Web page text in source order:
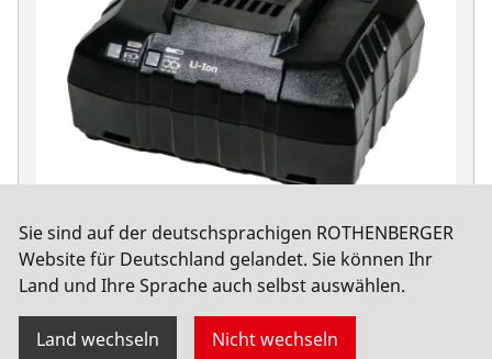
RO BC14/36 Ladegerät EU - basic facelift
No. 1300004062
Sie sind auf der deutschsprachigen ROTHENBERGER
Website für Deutschland gelandet. Sie können Ihr
Land und Ihre Sprache auch selbst auswählen.
Land wechseln Nicht wechseln